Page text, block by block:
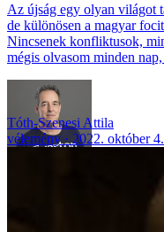
Az újság egy olyan világot
de különösen a magyar
Nincsenek konfliktusok,
mégis olvasom minden
Tóth-Szenesi Attila
vélemény
2022. október